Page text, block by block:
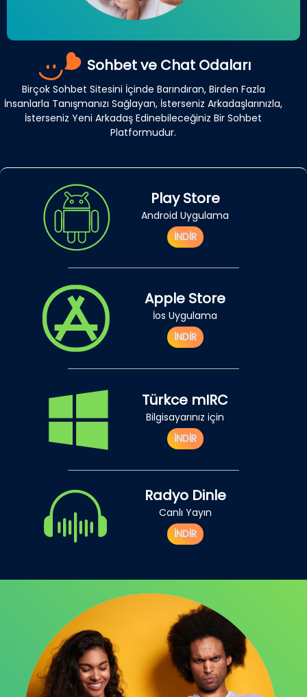
Sohbet ve Chat Odaları
Birçok Sohbet Sitesini İçinde Barındıran, Birden Fazla
İnsanlarla Tanışmanızı Sağlayan, İsterseniz Arkadaşlarınızla,
İsterseniz Yeni Arkadaş Edinebileceğiniz Bir Sohbet
Platformudur.
Play Store
Android Uygulama
İNDİR
Apple Store
İos Uygulama
İNDİR
Türkce mIRC
Bilgisayarınız için
İNDİR
Radyo Dinle
Canlı Yayın
İNDİR